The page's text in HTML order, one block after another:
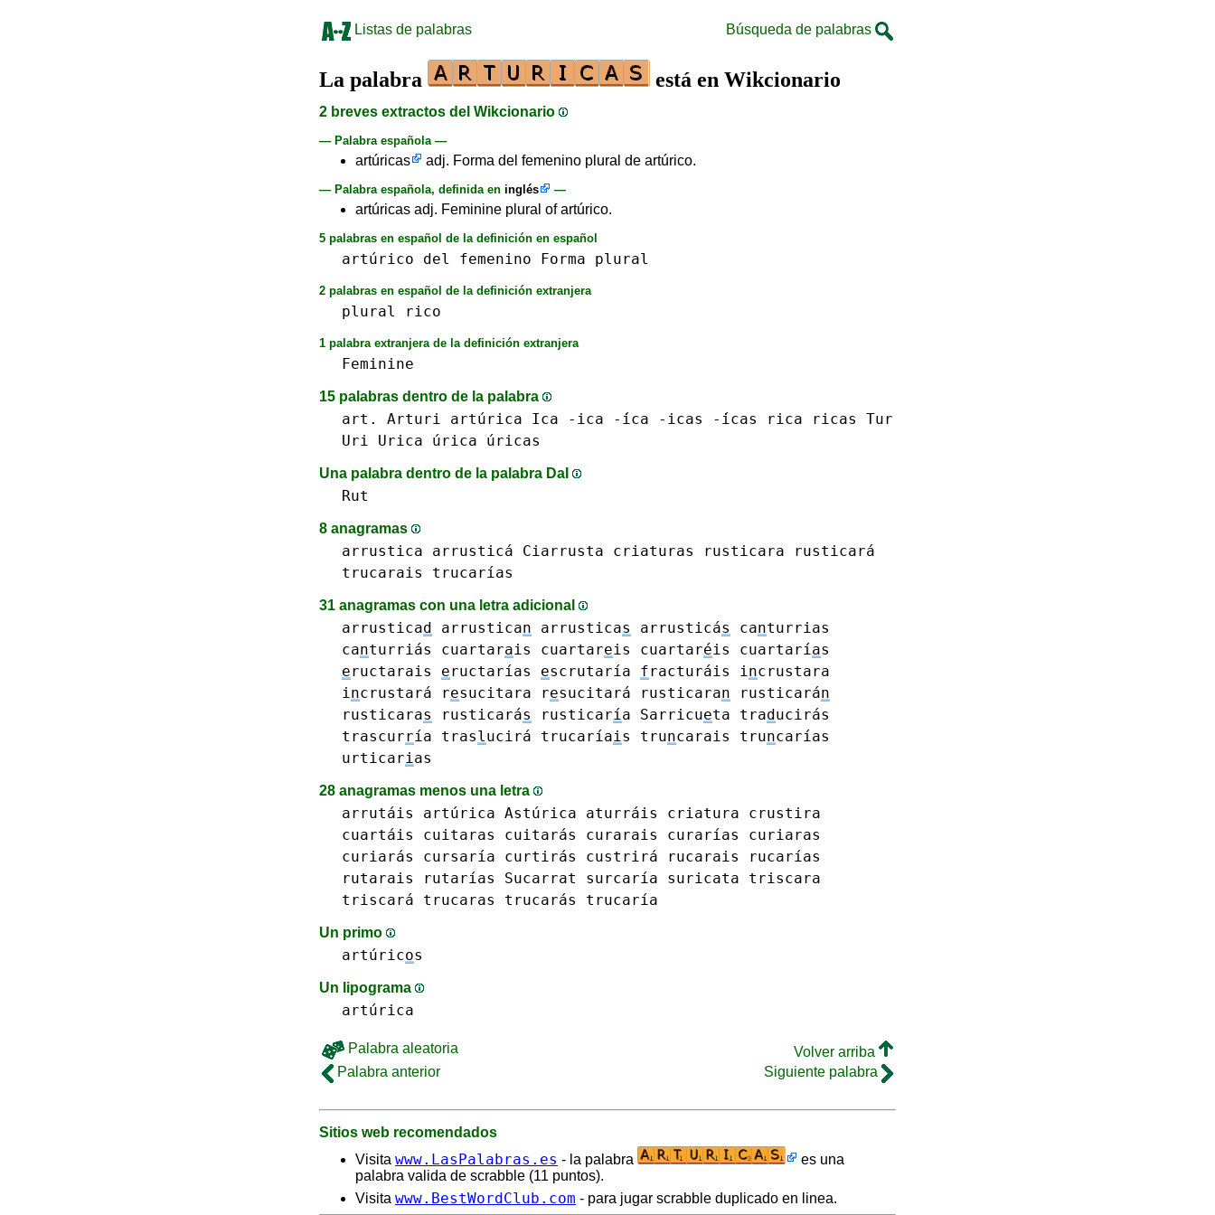
Listas de palabras Búsqueda de palabras
La palabra está en Wikcionario
2 breves extractos del Wikcionario
— Palabra española —
artúricas adj. Forma del femenino plural de artúrico.
— Palabra española, definida en inglés —
artúricas adj. Feminine plural of artúrico.
5 palabras en español de la definición en español
artúrico del femenino Forma plural
2 palabras en español de la definición extranjera
plural rico
1 palabra extranjera de la definición extranjera
Feminine
15 palabras dentro de la palabra
art. Arturi artúrica Ica -ica -́ica -icas -́icas rica ricas
Tur
Uri
Urica úrica úricas
Una palabra dentro de la palabra DaI
Rut
8 anagramas
arrustica arrusticá Ciarrusta criaturas
rusticara rusticará
trucarais
trucarías
31 anagramas con una letra adicional
arrusticad arrustican arrusticas arrusticás canturrias
canturriás cuartarais cuartareis cuartaréis cuartarías
eructarais eructarías escrutaría fracturáis incrustara
incrustará resucitara resucitará rusticaran rusticarán
rusticaras rusticarás rusticaría Sarricueta traducirás
trascurría traslucirá trucaríais truncarais truncarías
urticarias
28 anagramas menos una letra
arrutáis artúrica Astúrica aturráis criatura
crustira
cuartáis
cuitaras cuitarás curarais curarías
curiaras
curiarás
cursaría curtirás custrirá rucarais
rucarías
rutarais
rutarías Sucarrat surcaría suricata
triscara
triscará
trucaras trucarás trucaría
Un primo
artúricos
Un lipograma
artúrica
Palabra aleatoria
Volver arriba
Palabra anterior
Siguiente palabra
Sitios web recomendados
Visita www.LasPalabras.es - la palabra
es una
palabra valida de scrabble (11 puntos).
Visita www.BestWordClub.com - para jugar scrabble duplicado en linea.